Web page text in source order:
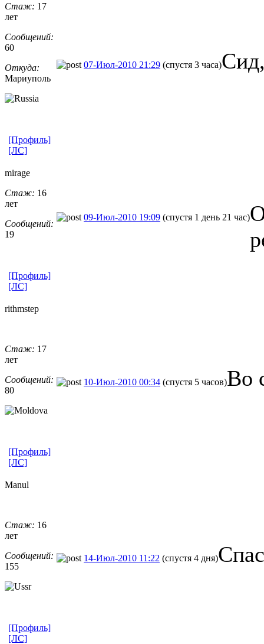
Стаж: 17
лет
Сообщений:
60
Откуда:
Мариуполь
07-Июл-2010 21:29 (спустя 3 часа)
[Профиль]
[ЛС]
mirage
Стаж: 16
лет
Сообщений:
19
09-Июл-2010 19:09 (спустя 1 день 21 час)
[Профиль]
[ЛС]
rithmstep
Стаж: 17
лет
Сообщений:
80
10-Июл-2010 00:34 (спустя 5 часов)Во
[Профиль]
[ЛС]
Manul
Стаж: 16
лет
Сообщений:
155
14-Июл-2010 11:22 (спустя 4 дня)
[Профиль]
[ЛС]